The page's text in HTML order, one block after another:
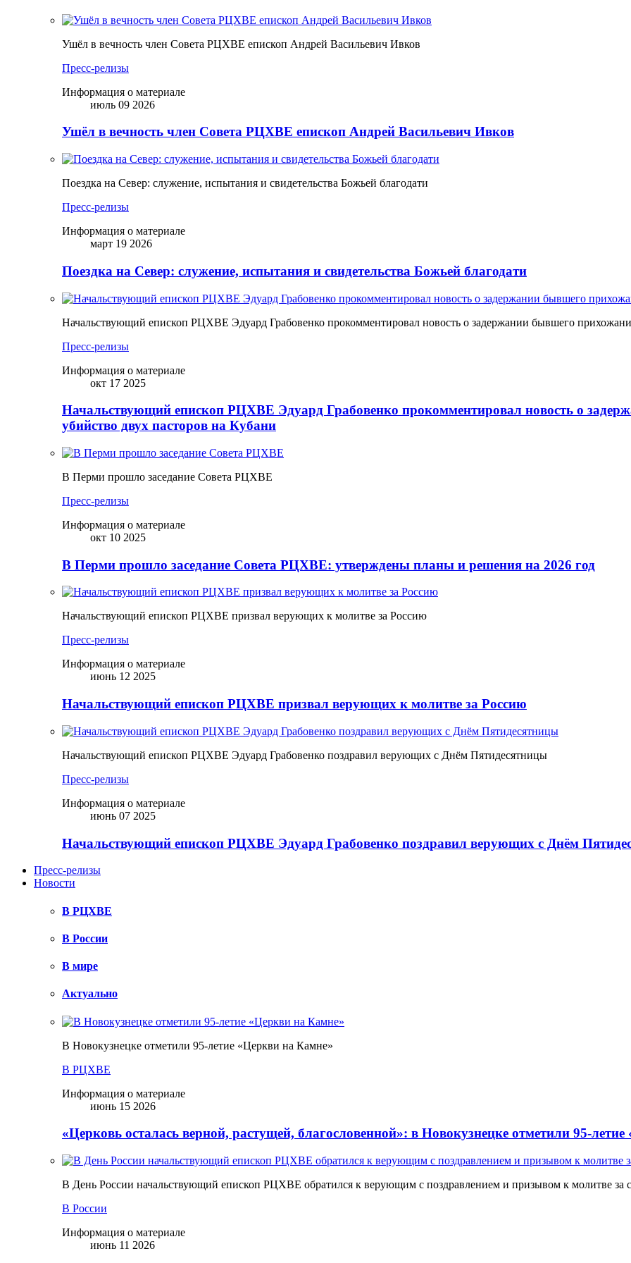
Ушёл в вечность член Совета РЦХВЕ епископ Андрей Васильевич Ивков
Пресс-релизы
Информация о материале
июль 09 2026
Ушёл в вечность член Совета РЦХВЕ епископ Андрей Васильевич Ивков
Поездка на Север: служение, испытания и свидетельства Божьей благодати
Пресс-релизы
Информация о материале
март 19 2026
Поездка на Север: служение, испытания и свидетельства Божьей благодати
Начальствующий епископ РЦХВЕ Эдуард Грабовенко прокомментировал новость о задержании бывшего
Пресс-релизы
Информация о материале
окт 17 2025
Начальствующий епископ РЦХВЕ Эдуард Грабовенко прокомментировал новость о
убийство двух пасторов на Кубани
В Перми прошло заседание Совета РЦХВЕ
Пресс-релизы
Информация о материале
окт 10 2025
В Перми прошло заседание Совета РЦХВЕ: утверждены планы и решения на 2026 год
Начальствующий епископ РЦХВЕ призвал верующих к молитве за Россию
Пресс-релизы
Информация о материале
июнь 12 2025
Начальствующий епископ РЦХВЕ призвал верующих к молитве за Россию
Начальствующий епископ РЦХВЕ Эдуард Грабовенко поздравил верующих с Днём Пятидесятницы
Пресс-релизы
Информация о материале
июнь 07 2025
Начальствующий епископ РЦХВЕ Эдуард Грабовенко поздравил верующих с Днём
Пресс-релизы
Новости
В РЦХВЕ
В России
В мире
Актуально
В Новокузнецке отметили 95-летие «Церкви на Камне»
В РЦХВЕ
Информация о материале
июнь 15 2026
«Церковь осталась верной, растущей, благословенной»: в Новокузнецке отметили 95-
В День России начальствующий епископ РЦХВЕ обратился к верующим с поздравлением и призывом к молитве за
В России
Информация о материале
июнь 11 2026